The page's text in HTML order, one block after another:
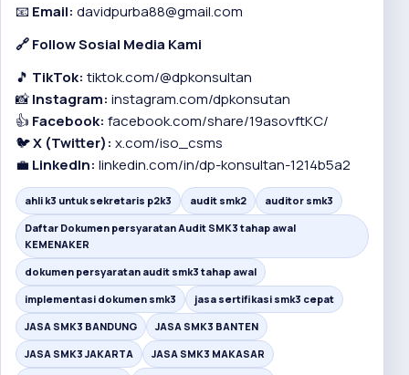
📧 Email: davidpurba88@gmail.com
🔗 Follow Sosial Media Kami
🎵 TikTok: tiktok.com/@dpkonsultan
📸Instagram: instagram.com/dpkonsutan
👍 Facebook: facebook.com/share/19asovftKC/
🐦X (Twitter): x.com/iso_csms
💼 LinkedIn: linkedin.com/in/dp-konsultan-1214b5a2
ahli k3 untuk sekretaris p2k3 audit smk2
auditor smk3
Daftar Dokumen persyaratan Audit SMK3 tahap awal
KEMENAKER
dokumen persyaratan audit smk3 tahap awal
implementasi dokumen smk3
jasa sertifikasi smk3 cepat
JASA SMK3 BANDUNG
JASA SMK3 BANTEN
JASA SMK3 JAKARTA
JASA SMK3 MAKASAR